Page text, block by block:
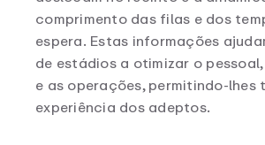
comprimento das filas e dos
espera. Estas informações
de estádios a otimizar o
e as operações, permitindo-lhes
experiência dos adeptos.